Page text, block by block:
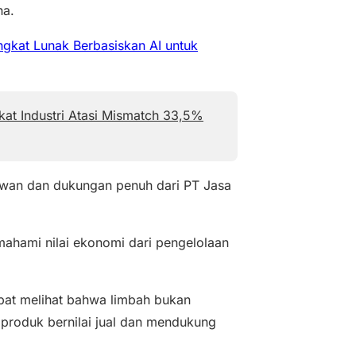
Lunak Berbasiskan AI untuk
Industri Atasi Mismatch 33,5%
dan dukungan penuh dari PT Jasa
nilai ekonomi dari pengelolaan
melihat bahwa limbah bukan
bernilai jual dan mendukung